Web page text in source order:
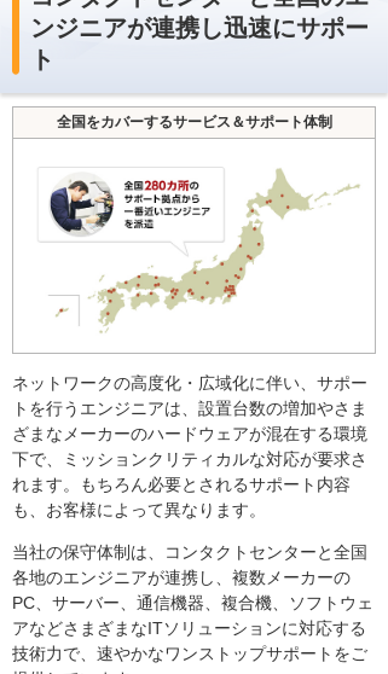
ンジニアが連携し迅速にサポー
ト
全国をカバーするサービス＆サポート体制
ネットワークの高度化・広域化に伴い、サポー
トを行うエンジニアは、設置台数の増加やさま
ざまなメーカーのハードウェアが混在する環境
下で、ミッションクリティカルな対応が要求さ
れます。もちろん必要とされるサポート内容
も、お客様によって異なります。
当社の保守体制は、コンタクトセンターと全国
各地のエンジニアが連携し、複数メーカーの
PC、サーバー、通信機器、複合機、ソフトウェ
アなどさまざまなITソリューションに対応する
技術力で、速やかなワンストップサポートをご